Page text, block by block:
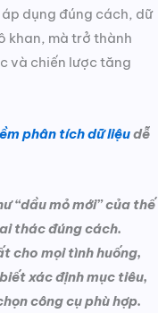
dụng đúng cách, dữ
khan, mà trở thành
và chiến lược tăng
phân tích dữ liệudễ
“dầu mỏ mới” của thế
thác đúng cách.
cho mọi tình huống,
xác định mục tiêu,
công cụ phù hợp.